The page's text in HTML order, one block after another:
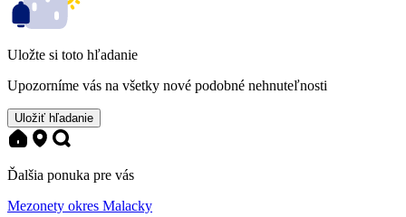
Uložte si toto hľadanie
Upozorníme vás na všetky nové podobné nehnuteľnosti
Uložiť hľadanie
Ďalšia ponuka pre vás
Mezonety okres Malacky